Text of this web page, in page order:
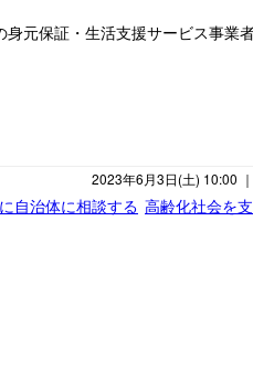
身元保証・生活支援サービス事業
2023年6月3日(土) 10:00
自治体に相談する 高齢化社会を